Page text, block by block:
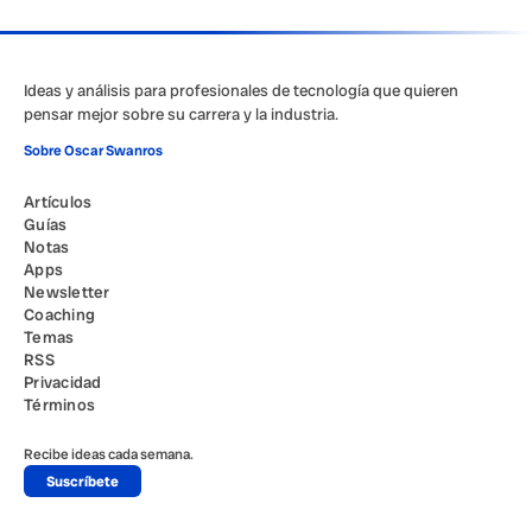
Ideas y análisis para profesionales de tecnología que quieren
pensar mejor sobre su carrera y la industria.
Sobre Oscar Swanros
Artículos
Guías
Notas
Apps
Newsletter
Coaching
Temas
RSS
Privacidad
Términos
Recibe ideas cada semana.
Suscríbete